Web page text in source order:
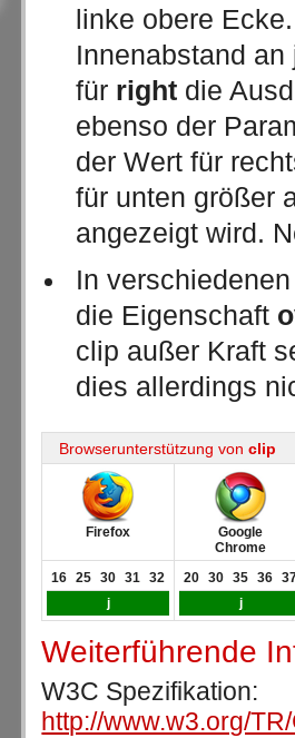
linke obere
Innenabstand
für right die
ebenso der
der Wert für
für unten größer
angezeigt wird.
In
die Eigenschaft
clip außer Kraft
dies allerdings
Browserunterstützung von clip
Firefox
Google
Chrome
16 25 30 31 32
j
20 30 35 36
j
Weiterführende
W3C Spezifikation:
http://www.w3.org/